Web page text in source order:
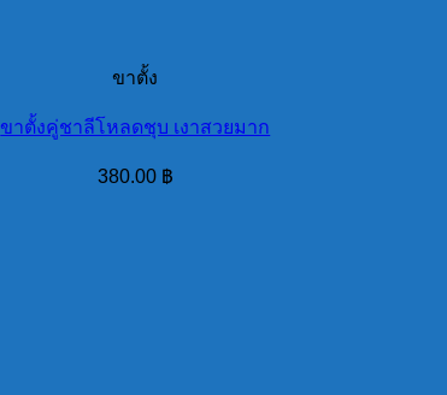
ขาตั้ง
ขาตั้งคู่ชาลีโหลดชุบ เงาสวยมาก
380.00 ฿